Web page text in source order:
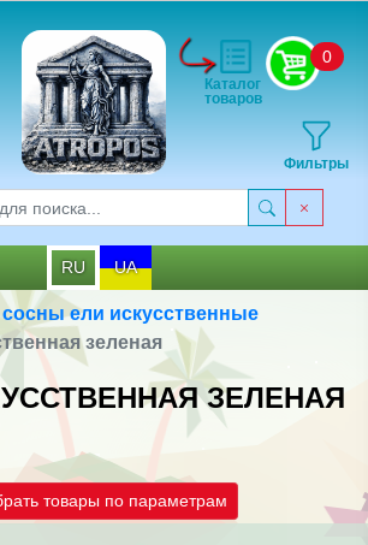
0
Фильтры
Каталог
товаров
RU UA
сосны ели искусственные
зеленая
ЗЕЛЕНАЯ
товары по параметрам